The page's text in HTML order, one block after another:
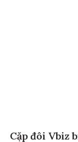
Cặp đôi Vbiz